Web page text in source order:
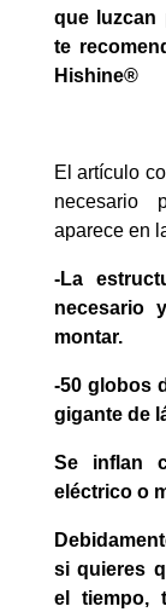
que luzcan
te
Hishine®
El artículo
necesario
aparece en
-La
necesario
montar.
-50 globos
gigante de
Se inflan
eléctrico o
si quieres
el tiempo,